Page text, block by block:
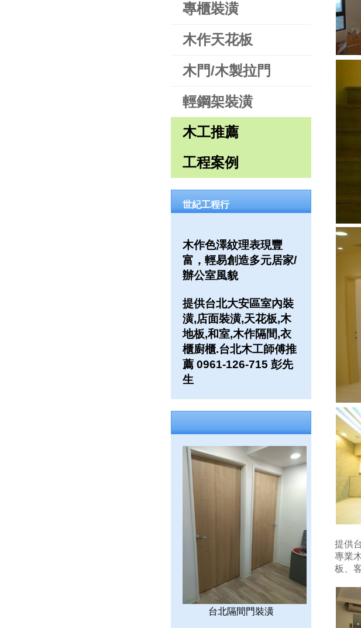
專櫃裝潢
木作天花板
木門/木製拉門
輕鋼架裝潢
木工推薦
工程案例
世紀工程行
木作色澤紋理表現豐
富，輕易創造多元居家/
辦公室風貌
提供台北大安區室內裝
潢,店面裝潢,天花板,木
地板,和室,木作隔間,衣
櫃廚櫃.台北木工師傅推
薦 0961-126-715 彭先
生
台北隔間門裝潢
提供
專業
板、